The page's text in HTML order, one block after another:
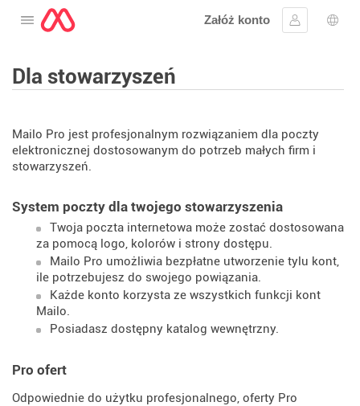
Otwórz menu
Załóż konto
Zaloguj się
Dla stowarzyszeń
Mailo Pro jest profesjonalnym rozwiązaniem dla poczty
elektronicznej dostosowanym do potrzeb małych firm i
stowarzyszeń.
System poczty dla twojego stowarzyszenia
Twoja poczta internetowa może zostać dostosowana
za pomocą logo, kolorów i strony dostępu.
Mailo Pro umożliwia bezpłatne utworzenie tylu kont,
ile potrzebujesz do swojego powiązania.
Każde konto korzysta ze wszystkich funkcji kont
Mailo.
Posiadasz dostępny katalog wewnętrzny.
Pro ofert
Odpowiednie do użytku profesjonalnego, oferty Pro